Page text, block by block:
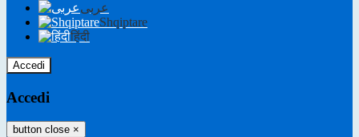
عربى
Shqiptare
हिंदी
Accedi
Accedi
button close ×